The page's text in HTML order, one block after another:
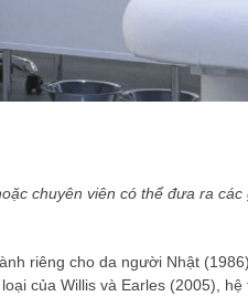
chuyên viên có thể đưa ra
riêng cho da người Nhật
của Willis và Earles (2005),